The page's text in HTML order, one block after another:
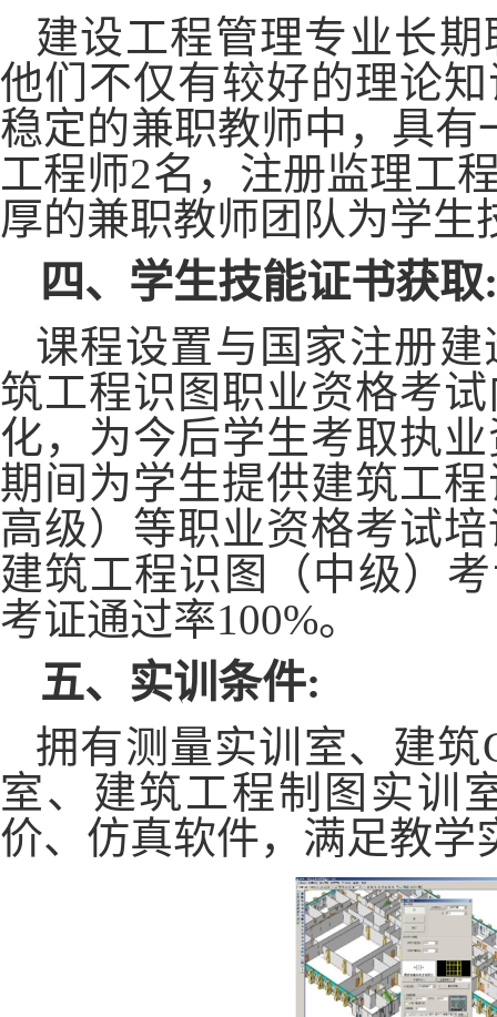
建设工程管理专业长期
他们不仅有较好的理论
稳定的兼职教师中 ， 具有
工程师2名，注册监理工
厚的兼职教师团队为学
四、学生技能证书获取:
课程设置与国家注册
筑工程识图职业资格考
化，为今后学生考取执
期间为学生提供建筑工
高级）等职业资格考试
建筑工程识图（中级）
考证通过率100%。
五、实训条件:
拥有测量实训室、建筑
室、建筑工程制图实训
价、仿真软件，满足教学